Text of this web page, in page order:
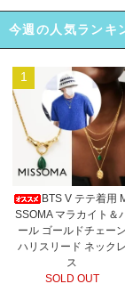
今週の人気ランキ
1
BTS V テテ着用
SSOMA マラカイト＆
ール ゴールドチェーン
ハリスリード ネックレ
ス
SOLD OUT